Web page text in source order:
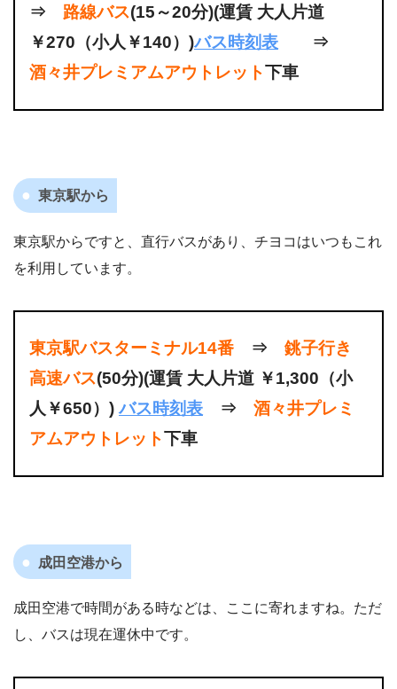
⇒ 路線バス(15～20分)(運賃 大人片道
￥270（小人￥140）)バス時刻表 ⇒
酒々井プレミアムアウトレット下車
東京駅から
東京駅からですと、直行バスがあり、チヨコはいつもこれ
を利用しています。
東京駅バスターミナル14番 ⇒ 銚子行き
高速バス(50分)(運賃 大人片道 ￥1,300（小
人￥650）)バス時刻表 ⇒ 酒々井プレミ
アムアウトレット下車
成田空港から
成田空港で時間がある時などは、ここに寄れますね。ただ
し、バスは現在運休中です。